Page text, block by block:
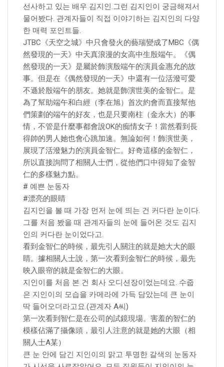
선사하고 있는 배우 김지인.그런 김지인이 궁금해져서
물어봤다. 관계자들이 직접 이야기하는 김지인의 다양
한 매력 포인트들.
JTBC《天空之城》中只會發火的藝瑞變成了MBC《偶
然發現的一天》中天真浪漫的女高中生殷端午。《偶
然發現的一天》是屬於飾演殷端午的演員金惠允的故
事。但是在《偶然發現的一天》中還有一位活潑可愛
不遜於殷端午的朋友。她就是飾演世美的金智仁。是
為了幫助端午和白經（李在旭）首次約會而直接幫他
們策劃的端午的好友，也是只要南柱（金永大）的事
情，不管是什麼事都會說OK的痴情女子！當然看到長
得帥的男人她也會心跳加速。無論如何！飾演世美，
展現了活潑魅力的演員金智仁。好奇這樣的金智仁，
所以直接詢問了相關人士們，從他們口中得知了金智
仁的多樣魅力點。
# 예쁜 눈동자
#漂亮的眼睛
김지인을 볼 때 가장 먼저 눈에 띄는 건 커다란 눈이다.
그를 처음 봤을 때 관계자들의 눈에 들어온 것도 김지
인의 커다란 눈이었다고.
看到金智仁的時候，最先引人關注的就是她大大的眼
睛。據相關人士說，第一次看到金智仁的時候，最先
映入眼帘的就是金智仁的大眼。
지인이를 처음 본 건 회사 오디션장이었는데요. 수줍
은 지인이의 모습을 카메라에 가득 담았는데 큰 눈이
딱 들어오더라고요.(관계자 A씨)
第一次看到智仁是在公司的試鏡現場。害羞的智仁的
模樣佔滿了攝像頭，最引人注意的就是她的大眼（相
關人士A某）
큰 눈 안에 담긴 지인이의 맑고 투명한 갈색의 눈동자